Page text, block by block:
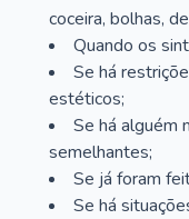
coceira, bolhas,
Quando os
Se há
estéticos;
Se há alguém
semelhantes;
Se já foram
Se há